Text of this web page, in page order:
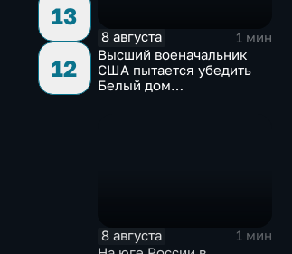
13
12
8 августа
1 мин
Высший военачальник
США пытается убедить
Белый дом
8 августа
1 мин